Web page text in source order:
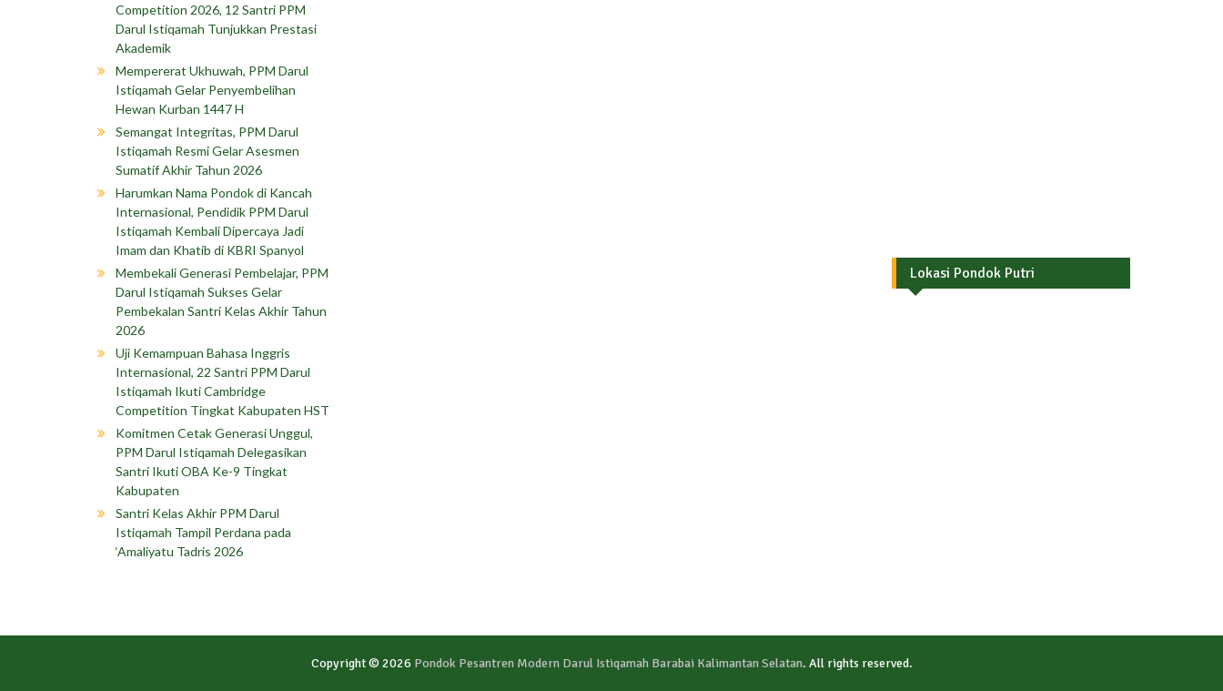
Competition 2026, 12 Santri PPM
Darul Istiqamah Tunjukkan Prestasi
Akademik
Mempererat Ukhuwah, PPM Darul
Istiqamah Gelar Penyembelihan
Hewan Kurban 1447 H
Semangat Integritas, PPM Darul
Istiqamah Resmi Gelar Asesmen
Sumatif Akhir Tahun 2026
Harumkan Nama Pondok di Kancah
Internasional, Pendidik PPM Darul
Istiqamah Kembali Dipercaya Jadi
Imam dan Khatib di KBRI Spanyol
Membekali Generasi Pembelajar, PPM
Darul Istiqamah Sukses Gelar
Pembekalan Santri Kelas Akhir Tahun
2026
Uji Kemampuan Bahasa Inggris
Internasional, 22 Santri PPM Darul
Istiqamah Ikuti Cambridge
Competition Tingkat Kabupaten HST
Komitmen Cetak Generasi Unggul,
PPM Darul Istiqamah Delegasikan
Santri Ikuti OBA Ke-9 Tingkat
Kabupaten
Santri Kelas Akhir PPM Darul
Istiqamah Tampil Perdana pada
‘Amaliyatu Tadris 2026
Lokasi Pondok Putri
Copyright © 2026 Pondok Pesantren Modern Darul Istiqamah Barabai Kalimantan Selatan. All rights reserved.